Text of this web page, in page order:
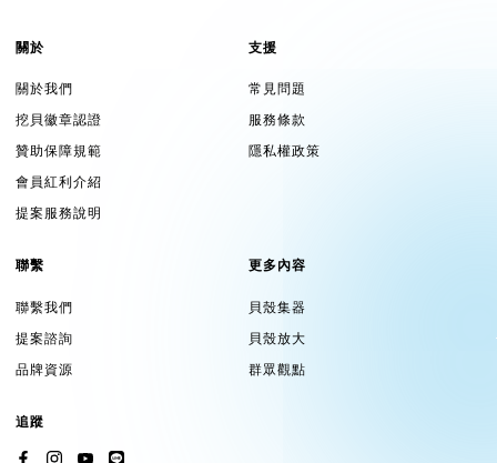
關於
關於我們
挖貝徽章認證
贊助保障規範
會員紅利介紹
提案服務說明
支援
常見問題
服務條款
隱私權政策
聯繫
聯繫我們
提案諮詢
品牌資源
更多內容
貝殼集器
貝殼放大
群眾觀點
追蹤